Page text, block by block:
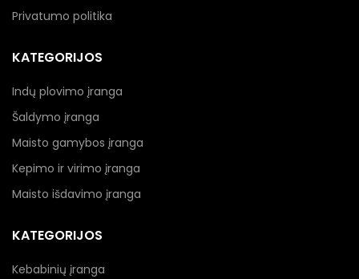
Privatumo politika
KATEGORIJOS
Indų plovimo įranga
Šaldymo įranga
Maisto gamybos įranga
Kepimo ir virimo įranga
Maisto išdavimo įranga
KATEGORIJOS
Kebabinių įranga